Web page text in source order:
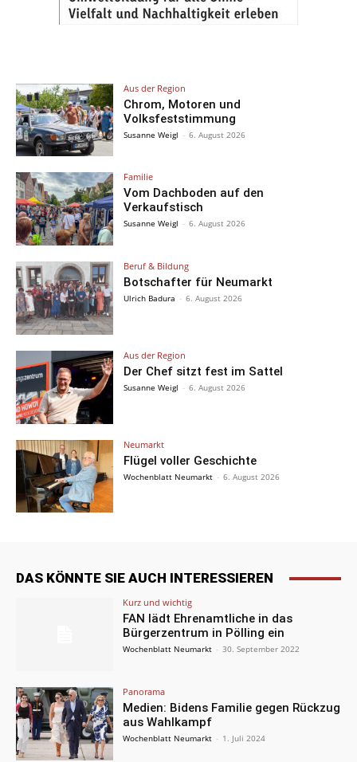
Aus der Region
Chrom, Motoren und
Volksfeststimmung
Susanne Weigl - 6. August 2026
Familie
Vom Dachboden auf den
Verkaufstisch
Susanne Weigl - 6. August 2026
Beruf & Bildung
Botschafter für Neumarkt
Ulrich Badura - 6. August 2026
Aus der Region
Der Chef sitzt fest im Sattel
Susanne Weigl - 6. August 2026
Neumarkt
Flügel voller Geschichte
Wochenblatt Neumarkt - 6. August 2026
DAS KÖNNTE SIE AUCH INTERESSIEREN
Kurz und wichtig
FAN lädt Ehrenamtliche in das
Bürgerzentrum in Pölling ein
Wochenblatt Neumarkt - 30. September 2022
Panorama
Medien: Bidens Familie gegen Rückzug
aus Wahlkampf
Wochenblatt Neumarkt - 1. Juli 2024